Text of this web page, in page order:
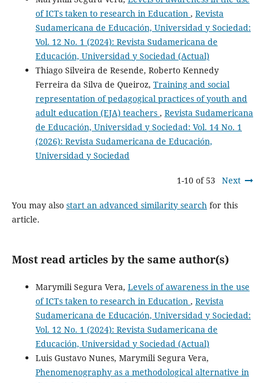
of ICTs taken to research in Education , Revista
Sudamericana de Educación, Universidad y Sociedad:
Vol. 12 No. 1 (2024): Revista Sudamericana de
Educación, Universidad y Sociedad (Actual)
Thiago Silveira de Resende, Roberto Kennedy
Ferreira da Silva de Queiroz, Training and social
representation of pedagogical practices of youth and
adult education (EJA) teachers , Revista Sudamericana
de Educación, Universidad y Sociedad: Vol. 14 No. 1
(2026): Revista Sudamericana de Educación,
Universidad y Sociedad
1-10 of 53 Next
You may also start an advanced similarity searchfor this
article.
Most read articles by the same author(s)
Marymili Segura Vera, Levels of awareness in the use
of ICTs taken to research in Education , Revista
Sudamericana de Educación, Universidad y Sociedad:
Vol. 12 No. 1 (2024): Revista Sudamericana de
Educación, Universidad y Sociedad (Actual)
Luis Gustavo Nunes, Marymili Segura Vera,
Phenomenography as a methodological alternative in